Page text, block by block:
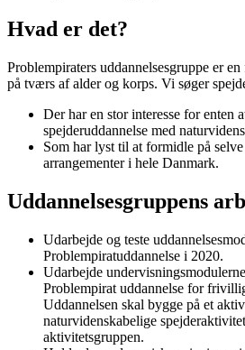
Hvad er det?
Problempiraters uddannelsesgruppe er
på tværs af alder og korps. Vi søger
Der har en stor interesse for enten
spejderuddannelse med
Som har lyst til at formidle på
arrangementer i hele Danmark.
Uddannelsesgruppens
Udarbejde og teste
Problempiratuddannelse i 2020.
Udarbejde
Problempirat uddannelse for
Uddannelsen skal bygge på et
naturvidenskabelige
aktivitetsgruppen.